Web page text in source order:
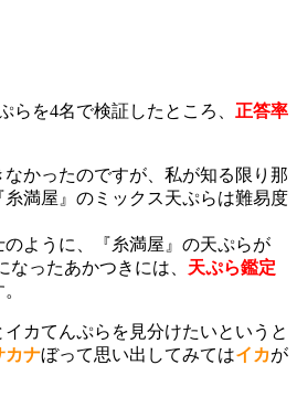
らを4名で検証したところ、 正答率
かったのですが、私が知る限り那
満屋』のミックス天ぷらは難易度
ように、『糸満屋』の天ぷらが
なったあかつきには、 天ぷら鑑定
カてんぷらを見分けたいというと
カナぼって思い出してみてはイカが